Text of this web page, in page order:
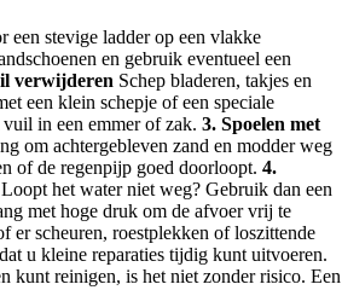
een stevige ladder op een vlakke
en gebruik eventueel een
verwijderen Schep bladeren, takjes en
een klein schepje of een speciale
vuil in een emmer of zak.3. Spoelen met
om achtergebleven zand en modder weg
of de regenpijp goed doorloopt.4.
Loopt het water niet weg? Gebruik dan een
met hoge druk om de afvoer vrij te
er scheuren, roestplekken of loszittende
u kleine reparaties tijdig kunt uitvoeren.
kunt reinigen, is het niet zonder risico. Een